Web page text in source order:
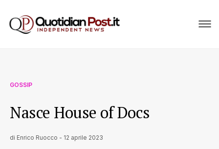
GOSSIP
Nasce House of Docs
di Enrico Ruocco - 12 aprile 2023